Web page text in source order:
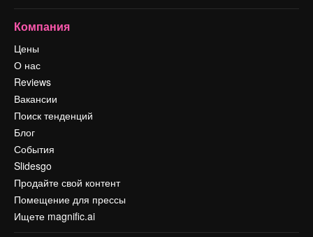
Компания
Цены
О нас
Reviews
Вакансии
Поиск тенденций
Блог
События
Slidesgo
Продайте свой контент
Помещение для прессы
Ищете magnific.ai